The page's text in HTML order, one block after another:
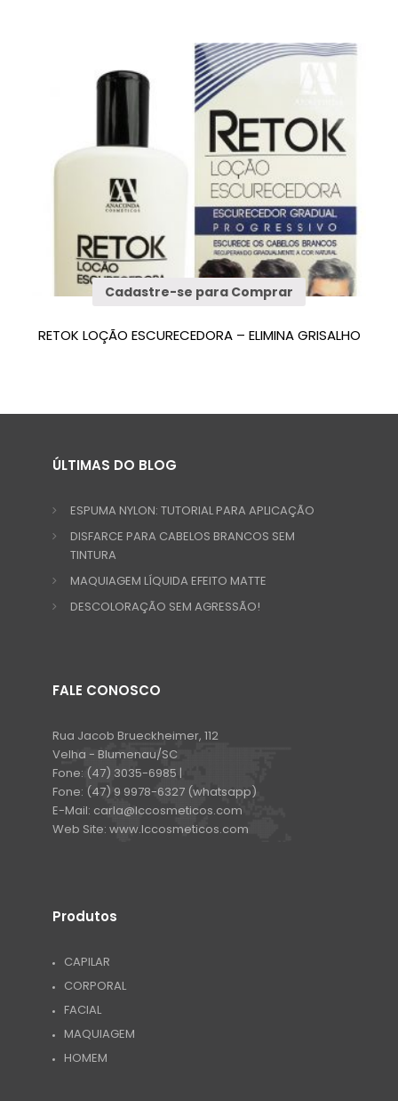
Cadastre-se para Comprar
RETOK LOÇÃO ESCURECEDORA – ELIMINA GRISALHO
ÚLTIMAS DO BLOG
ESPUMA NYLON: TUTORIAL PARA APLICAÇÃO
DISFARCE PARA CABELOS BRANCOS SEM
TINTURA
MAQUIAGEM LÍQUIDA EFEITO MATTE
DESCOLORAÇÃO SEM AGRESSÃO!
FALE CONOSCO
Rua Jacob Brueckheimer, 112
Velha - Blumenau/SC
Fone: (47) 3035-6985 |
Fone: (47) 9 9978-6327 (whatsapp)
E-Mail: carla@lccosmeticos.com
Web Site: www.lccosmeticos.com
Produtos
CAPILAR
CORPORAL
FACIAL
MAQUIAGEM
HOMEM